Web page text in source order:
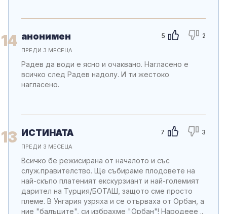
14 5 2
анонимен
ПРЕДИ 3 МЕСЕЦА
Радев да води е ясно и очаквано. Нагласено е
всичко след Радев надолу. И ти жестоко
нагласено.
13 7 3
ИСТИНАТА
ПРЕДИ 3 МЕСЕЦА
Всичко бе режисирана от началото и със
служ.правителство. Ще събираме плодовете на
най-скъпо платеният екскурзиант и най-големият
дарител на Турция/БОТАШ, защото сме просто
племе. В Унгария узряха и се отърваха от Орбан, а
ние "балъците", си избрахме "Орбан"! Народеее ..